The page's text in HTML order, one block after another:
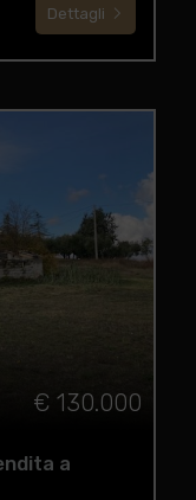
Dettagli
€ 130.000
a